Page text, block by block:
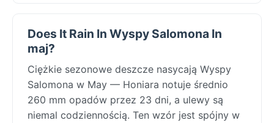
Does It Rain In Wyspy Salomona In
maj?
Ciężkie sezonowe deszcze nasycają Wyspy
Salomona w May — Honiara notuje średnio
260 mm opadów przez 23 dni, a ulewy są
niemal codziennością. Ten wzór jest spójny w